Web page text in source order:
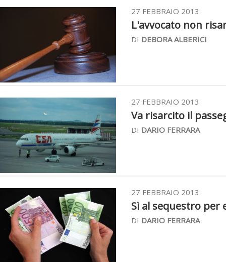
27 FEBBRAIO 2013
L'avvocato non
DI DEBORA ALBERICI
27 FEBBRAIO 2013
Va risarcito il
DI DARIO FERRARA
27 FEBBRAIO 2013
Sì al sequestro per
DI DARIO FERRARA